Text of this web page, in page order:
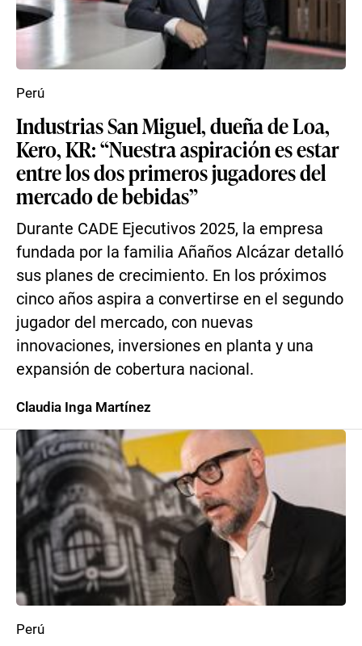
Industrias San Miguel, dueña de Loa,
Kero, KR: “Nuestra aspiración es estar
entre los dos primeros jugadores del
mercado de bebidas”
Durante CADE Ejecutivos 2025, la empresa
fundada por la familia Añaños Alcázar detalló
sus planes de crecimiento. En los próximos
cinco años aspira a convertirse en el segundo
jugador del mercado, con nuevas
innovaciones, inversiones en planta y una
expansión de cobertura nacional.
Perú
Claudia Inga Martínez
Perú